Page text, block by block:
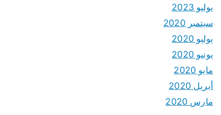
يوليو 2023
سبتمبر 2020
يوليو 2020
يونيو 2020
مايو 2020
أبريل 2020
مارس 2020